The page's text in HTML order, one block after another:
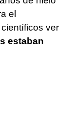
el
ver
estaban